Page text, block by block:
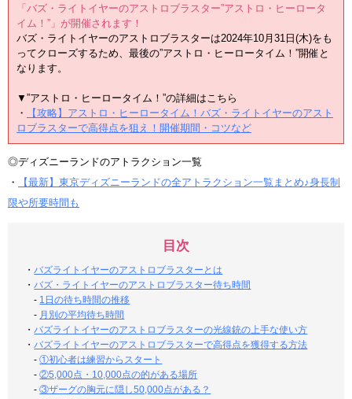
「バズ・ライトイヤーのアストロブラスター”アストロ・ヒーロータ
イム！”」が開催されます！
バズ・ライトイヤーのアストロブラスターは2024年10月31日(木)をも
ってクローズするため、最後の”アストロ・ヒーロータイム！”開催と
なります。
▼”アストロ・ヒーロータイム！”の詳細はこちら
・
【攻略】アストロ・ヒーロータイム！バズ・ライトイヤーのアスト
ロブラスターで高得点を狙え！開催期間・コツなど
◎ディズニーランドのアトラクション一覧
・
【最新】東京ディズニーランドの全アトラクション一覧まとめ♪身長制
限や所要時間も
目次
・ バズライトイヤーのアストロブラスターとは
・ バズ・ライトイヤーのアストロブラスター待ち時間
- 1日の待ち時間の推移
- 月別の平均待ち時間
・ バズライトイヤーのアストロブラスターの光線銃の上手な使い方
・ バズライトイヤーのアストロブラスターで高得点を獲得する方法
-①初心者は練習からスタート
-②5,000点・10,000点の的がある場所
-③ザーグの胸元に隠し50,000点がある？